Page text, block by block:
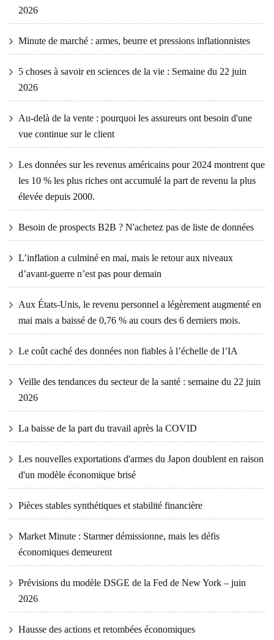
2026
Minute de marché : armes, beurre et pressions inflationnistes
5 choses à savoir en sciences de la vie : Semaine du 22 juin
2026
Au-delà de la vente : pourquoi les assureurs ont besoin d'une
vue continue sur le client
Les données sur les revenus américains pour 2024 montrent que
les 10 % les plus riches ont accumulé la part de revenu la plus
élevée depuis 2000.
Besoin de prospects B2B ? N'achetez pas de liste de données
L’inflation a culminé en mai, mais le retour aux niveaux
d’avant-guerre n’est pas pour demain
Aux États-Unis, le revenu personnel a légèrement augmenté en
mai mais a baissé de 0,76 % au cours des 6 derniers mois.
Le coût caché des données non fiables à l’échelle de l’IA
Veille des tendances du secteur de la santé : semaine du 22 juin
2026
La baisse de la part du travail après la COVID
Les nouvelles exportations d'armes du Japon doublent en raison
d'un modèle économique brisé
Pièces stables synthétiques et stabilité financière
Market Minute : Starmer démissionne, mais les défis
économiques demeurent
Prévisions du modèle DSGE de la Fed de New York – juin
2026
Hausse des actions et retombées économiques